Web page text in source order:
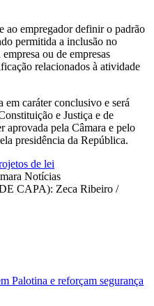
ao empregador definir o padrão
permitida a inclusão no
ou de empresas
relacionados à atividade
em caráter conclusivo e será
e Justiça e de
aprovada pela Câmara e pelo
presidência da República.
de lei
Notícias
CAPA): Zeca Ribeiro /